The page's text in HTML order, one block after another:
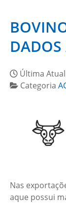
DADOS
Última
Categoria
Nas
aque possui